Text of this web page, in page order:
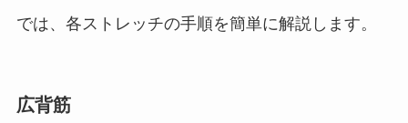
では、各ストレッチの手順を簡単に解説します。
広背筋